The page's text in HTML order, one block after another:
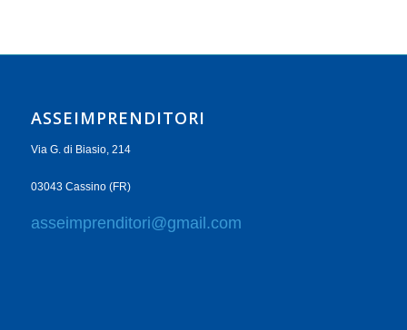
ASSEIMPRENDITORI
Via G. di Biasio, 214
03043 Cassino (FR)
asseimprenditori@gmail.com